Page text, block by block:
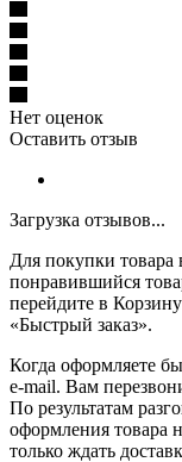
Нет оценок
Оставить отзыв
Загрузка отзывов...
Для покупки товара
понравившийся
перейдите в
«Быстрый заказ».
Когда оформляете
e-mail. Вам
По результатам
оформления товара
только ждать